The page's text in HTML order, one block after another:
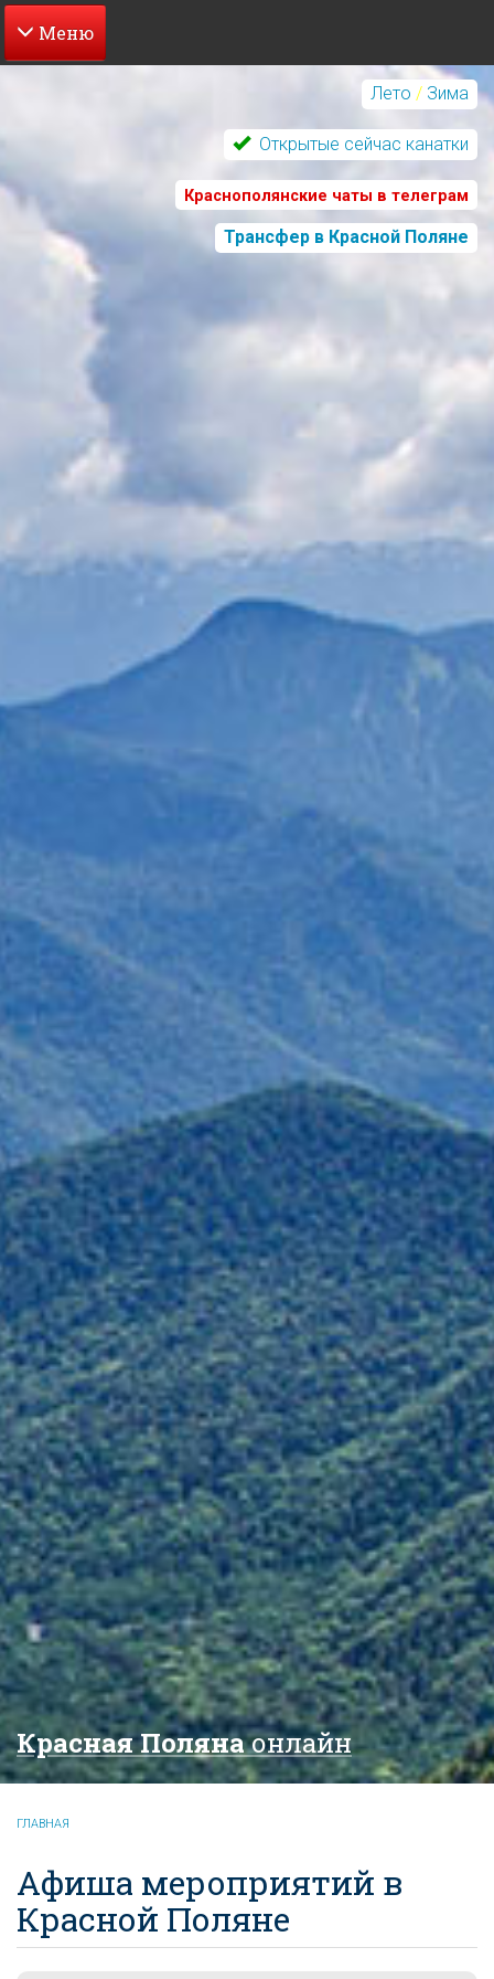
Перейти
содержанию
Лето / Зима
Открытые сейчас канатки
Краснополянские чаты в телеграм
Трансфер в Красной Поляне
Красная Полянаонлайн
ГЛАВНАЯ
Афиша мероприятий в
Красной Поляне